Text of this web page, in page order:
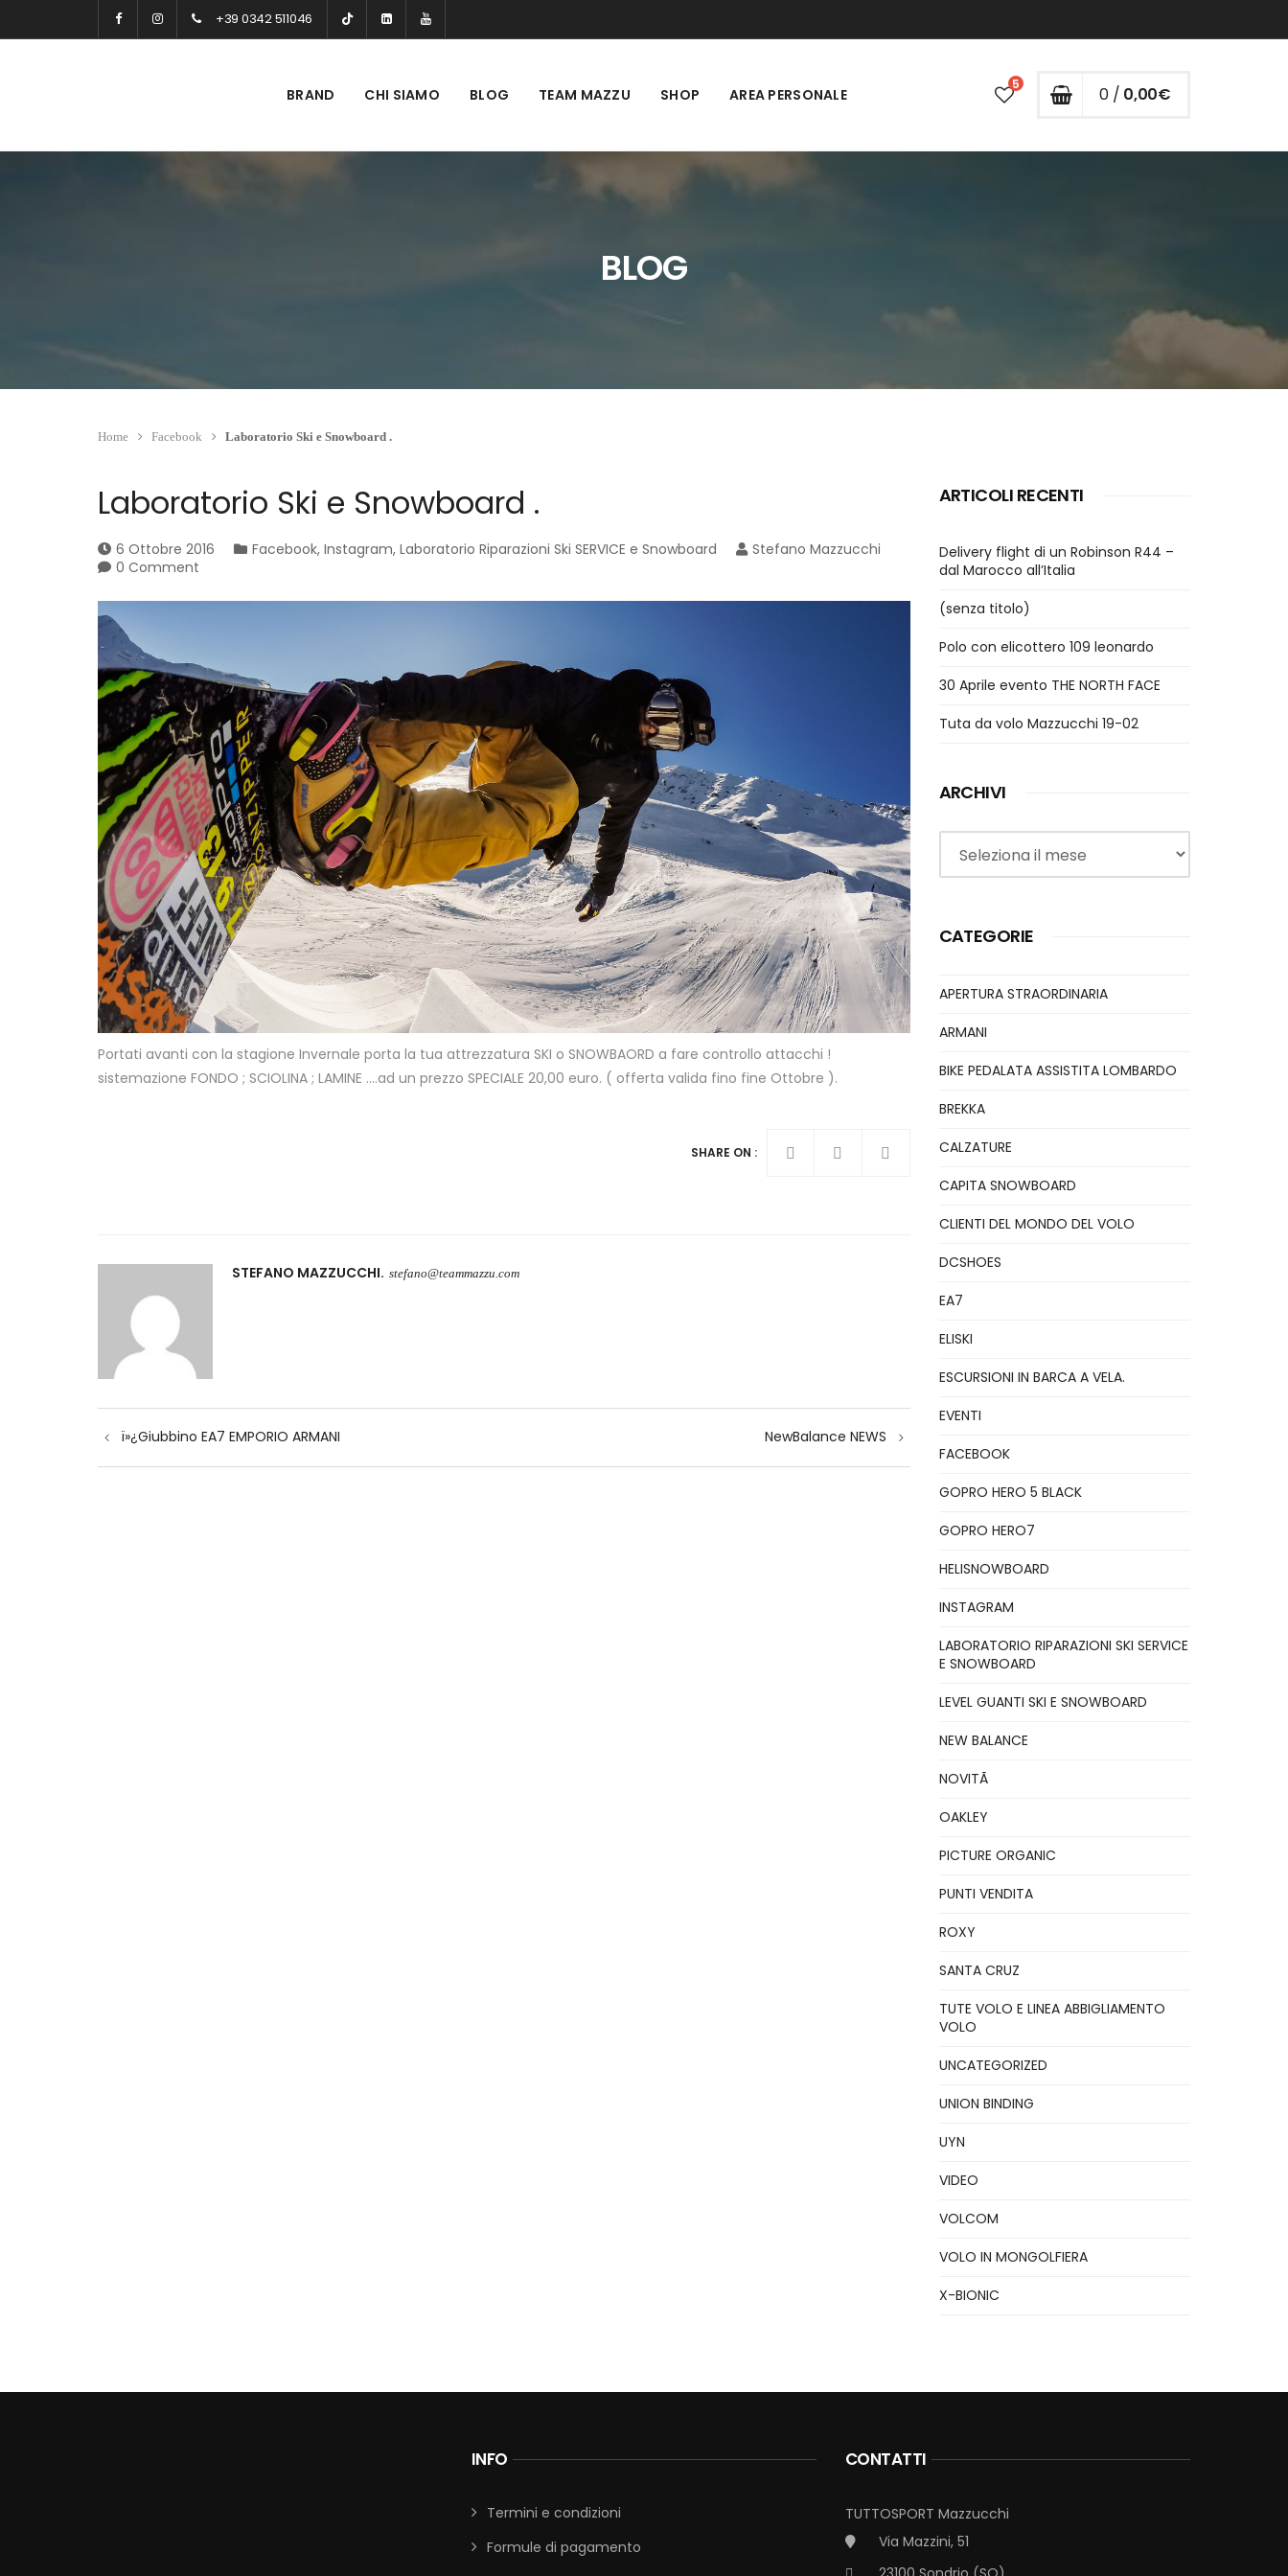
+39 0342 511046
BRAND CHI SIAMO BLOG TEAM MAZZU SHOP AREA PERSONALE
5 0 / 0,00€
BLOG
Home Facebook Laboratorio Ski e Snowboard .
Laboratorio Ski e Snowboard .
6 Ottobre 2016 Facebook, Instagram, Laboratorio Riparazioni Ski SERVICE e Snowboard
Stefano Mazzucchi
0 Comment
Portati avanti con la stagione Invernale porta la tua attrezzatura SKI o SNOWBAORD a fare controllo attacchi !
sistemazione FONDO ; SCIOLINA ; LAMINE ….ad un prezzo SPECIALE 20,00 euro. ( offerta valida fino fine Ottobre ).
SHARE ON :
STEFANO MAZZUCCHI stefano@teammazzu.com
articoli
ï»¿Giubbino EA7 EMPORIO ARMANI NewBalance NEWS
ARTICOLI RECENTI
Delivery flight di un Robinson R44 –
dal Marocco all’Italia
(senza titolo)
Polo con elicottero 109 leonardo
30 Aprile evento THE NORTH FACE
Tuta da volo Mazzucchi 19-02
ARCHIVI
Archivi
CATEGORIE
APERTURA STRAORDINARIA
ARMANI
BIKE PEDALATA ASSISTITA LOMBARDO
BREKKA
CALZATURE
CAPITA SNOWBOARD
CLIENTI DEL MONDO DEL VOLO
DCSHOES
EA7
ELISKI
ESCURSIONI IN BARCA A VELA.
EVENTI
FACEBOOK
GOPRO HERO 5 BLACK
GOPRO HERO7
HELISNOWBOARD
INSTAGRAM
LABORATORIO RIPARAZIONI SKI SERVICE
E SNOWBOARD
LEVEL GUANTI SKI E SNOWBOARD
NEW BALANCE
NOVITÃ
OAKLEY
PICTURE ORGANIC
PUNTI VENDITA
ROXY
SANTA CRUZ
TUTE VOLO E LINEA ABBIGLIAMENTO
VOLO
UNCATEGORIZED
UNION BINDING
UYN
VIDEO
VOLCOM
VOLO IN MONGOLFIERA
X-BIONIC
INFO
Termini e condizioni
Formule di pagamento
CONTATTI
TUTTOSPORT Mazzucchi
Via Mazzini, 51